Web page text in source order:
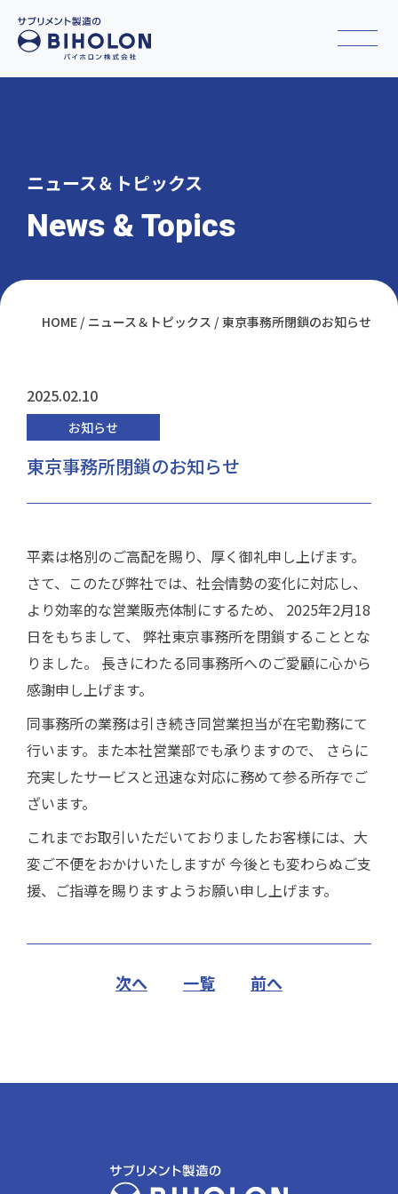
ニュース＆トピックス
News & Topics
HOME ニュース＆トピックス 東京事務所閉鎖のお知らせ
2025.02.10
お知らせ
東京事務所閉鎖のお知らせ
平素は格別のご高配を賜り、厚く御礼申し上げます。
さて、このたび弊社では、社会情勢の変化に対応し、
より効率的な営業販売体制にするため、 2025年2月18
日をもちまして、 弊社東京事務所を閉鎖することとな
りました。 長きにわたる同事務所へのご愛顧に心から
感謝申し上げます。
同事務所の業務は引き続き同営業担当が在宅勤務にて
行います。また本社営業部でも承りますので、 さらに
充実したサービスと迅速な対応に務めて参る所存でご
ざいます。
これまでお取引いただいておりましたお客様には、大
変ご不便をおかけいたしますが 今後とも変わらぬご支
援、ご指導を賜りますようお願い申し上げます。
次へ 一覧 前へ